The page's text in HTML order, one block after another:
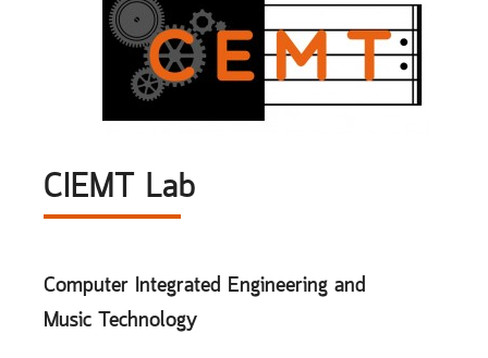
CIEMT Lab
Computer Integrated Engineering and
Music Technology